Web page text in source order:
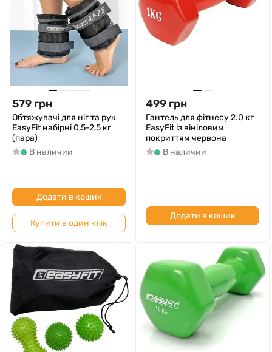
579 грн
Обтяжувачі для ніг та рук
EasyFit набірні 0,5-2,5 кг
(пара)
В наличии
Додати в кошик
Купити в один клік
499 грн
Гантель для фітнесу 2.0 кг
EasyFit із вініловим
покриттям червона
В наличии
Додати в кошик